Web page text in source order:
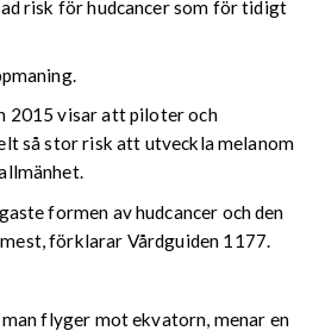
risk för hudcancer som för tidigt
2015 visar att piloter och
så stor risk att utveckla melanom
formen av hudcancer och den
förklarar Vårdguiden 1177.
flyger mot ekvatorn, menar en